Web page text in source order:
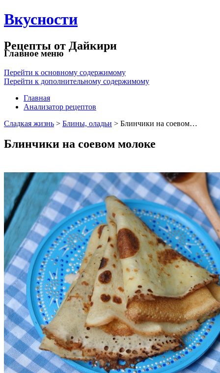
Вкусности
Рецепты от Дайкири
Главное меню
Перейти к основному содержимому
Перейти к дополнительному содержимому
Главная
Анализатор рецептов
Сладкая жизнь > Блины, оладьи > Блинчики на соевом…
Блинчики на соевом молоке